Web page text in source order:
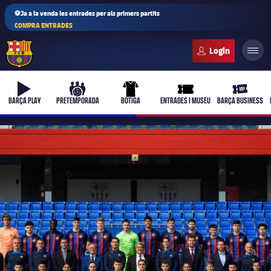
⚽Ja a la venda les entrades per als primers partits
COMPRA ENTRADES
b-play
BARÇA PLAY
culers-ball
PRETEMPORADA
uniform
BOTIGA
ticket-full
ENTRADES I MUSEU
ticket-
BARÇA BUSINESS
PLUSICON
MÉS
Primer equip
Femení
plusicon
més
Actualitat
Barça Atlètic
plusicon
més